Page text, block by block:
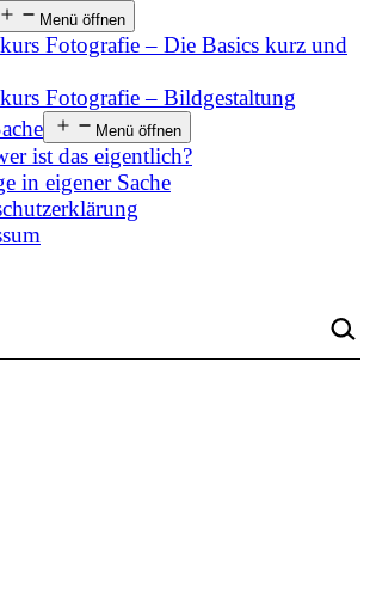
Menü öffnen
Fotografie – Die Basics kurz und
Fotografie – Bildgestaltung
Menü öffnen
ist das eigentlich?
in eigener Sache